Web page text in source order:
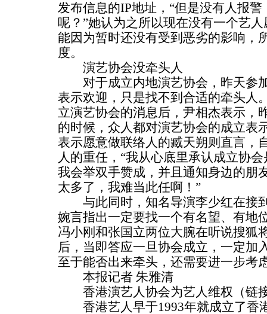
发布信息的IP地址，“但是没有人报
呢？”她认为之所以现在没有一个艺
能因为暂时还没有受到恶劣的影响，
度。
演艺协会没牵头人
对于成立内地演艺协会，昨天参
表示欢迎，只是找不到合适的牵头人
立演艺协会的消息后，尹相杰表示，
的时候，众人都对演艺协会的成立表
表示愿意做联络人的臧天朔则直言，
人的重任，“我从心底里承认成立协
我会举双手赞成，并且通知身边的朋
太多了，我难当此任啊！”
与此同时，知名导演李少红在接
婉言指出一定要找一个有名望、有地
冯小刚和张国立两位大腕在听说搜狐
后，当即答应一旦协会成立，一定加
至于能否出来牵头，还需要进一步考
本报记者 朱雅清
香港演艺人协会为艺人维权（链
香港艺人早于1993年就成立了香